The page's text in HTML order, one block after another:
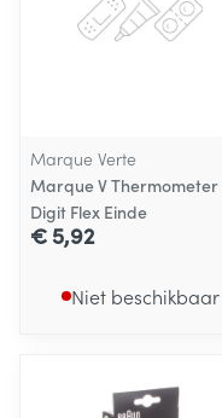
Marque Verte
Marque V Thermometer
Digit Flex Einde
€ 5,92
Niet beschikbaar